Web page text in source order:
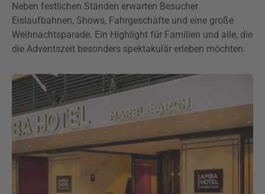
Neben festlichen Ständen erwarten Besucher
Eislaufbahnen, Shows, Fahrgeschäfte und eine große
Weihnachtsparade. Ein Highlight für Familien und alle, die
die Adventszeit besonders spektakulär erleben möchten.